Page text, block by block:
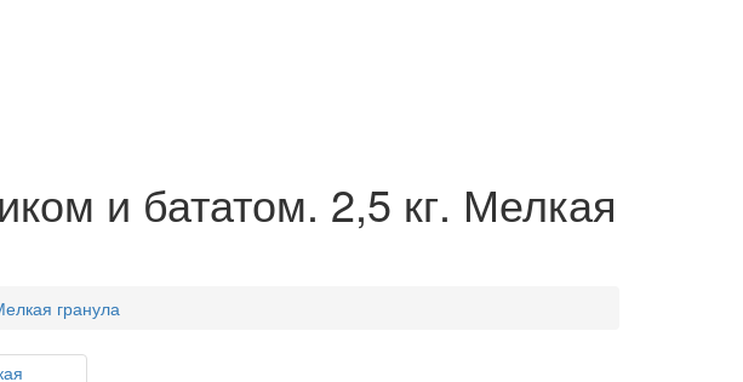
и бататом. 2,5 кг. Мелкая
гранула